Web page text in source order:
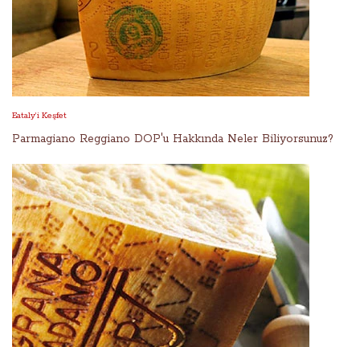
Eataly’i Keşfet
Parmagiano Reggiano DOP'u Hakkında Neler Biliyorsunuz?